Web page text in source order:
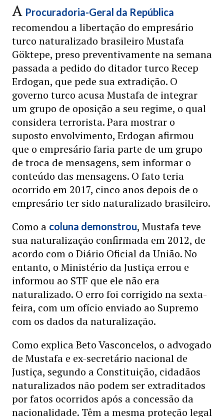
A Procuradoria-Geral da República
recomendou a libertação do empresário
turco naturalizado brasileiro Mustafa
Göktepe, preso preventivamente na semana
passada a pedido do ditador turco Recep
Erdogan, que pede sua extradição. O
governo turco acusa Mustafa de integrar
um grupo de oposição a seu regime, o qual
considera terrorista. Para mostrar o
suposto envolvimento, Erdogan afirmou
que o empresário faria parte de um grupo
de troca de mensagens, sem informar o
conteúdo das mensagens. O fato teria
ocorrido em 2017, cinco anos depois de o
empresário ter sido naturalizado brasileiro.
Como a coluna demonstrou, Mustafa teve
sua naturalização confirmada em 2012, de
acordo com o Diário Oficial da União. No
entanto, o Ministério da Justiça errou e
informou ao STF que ele não era
naturalizado. O erro foi corrigido na sexta-
feira, com um ofício enviado ao Supremo
com os dados da naturalização.
Como explica Beto Vasconcelos, o advogado
de Mustafa e ex-secretário nacional de
Justiça, segundo a Constituição, cidadãos
naturalizados não podem ser extraditados
por fatos ocorridos após a concessão da
nacionalidade. Têm a mesma proteção legal